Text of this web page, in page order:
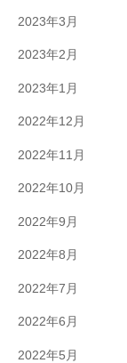
2023年3月
2023年2月
2023年1月
2022年12月
2022年11月
2022年10月
2022年9月
2022年8月
2022年7月
2022年6月
2022年5月